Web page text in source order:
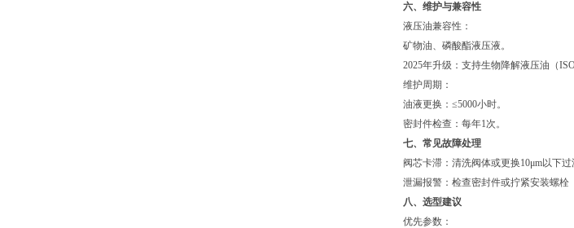
六、维护与兼容性
液压油兼容性：
矿物油、磷酸酯液压液。
2025年升级：支持生物降解液压油（ISO
维护周期：
油液更换：≤5000小时。
密封件检查：每年1次。
七、常见故障处理
阀芯卡滞：清洗阀体或更换10μm以下过
泄漏报警：检查密封件或拧紧安装螺栓
八、选型建议
优先参数：